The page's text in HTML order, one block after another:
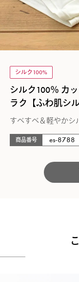
シルク100%
シルク100％ カ
ラク【ふわ肌シル
すべすべ＆軽やかシ
商品番号 es-8788